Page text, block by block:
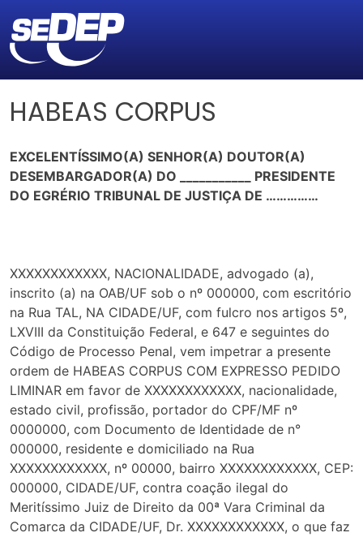
HABEAS CORPUS
EXCELENTÍSSIMO(A) SENHOR(A) DOUTOR(A)
DESEMBARGADOR(A) DO ___________ PRESIDENTE
DO EGRÉRIO TRIBUNAL DE JUSTIÇA DE ……………
XXXXXXXXXXXX, NACIONALIDADE, advogado (a),
inscrito (a) na OAB/UF sob o nº 000000, com escritório
na Rua TAL, NA CIDADE/UF, com fulcro nos artigos 5º,
LXVIII da Constituição Federal, e 647 e seguintes do
Código de Processo Penal, vem impetrar a presente
ordem de HABEAS CORPUS COM EXPRESSO PEDIDO
LIMINAR em favor de XXXXXXXXXXXX, nacionalidade,
estado civil, profissão, portador do CPF/MF nº
0000000, com Documento de Identidade de n°
000000, residente e domiciliado na Rua
XXXXXXXXXXXX, nº 00000, bairro XXXXXXXXXXXX, CEP:
000000, CIDADE/UF, contra coação ilegal do
Meritíssimo Juiz de Direito da 00ª Vara Criminal da
Comarca da CIDADE/UF, Dr. XXXXXXXXXXXX, o que faz